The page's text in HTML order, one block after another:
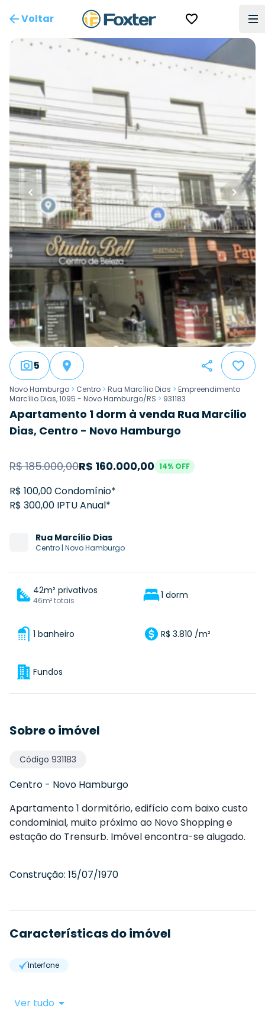
Voltar
5
Novo Hamburgo > Centro > Rua Marcílio Dias > Empreendimento
Marcílio Dias, 1095 - Novo Hamburgo/RS > 931183
Apartamento 1 dorm à venda Rua Marcílio
Dias, Centro - Novo Hamburgo
R$185.000,00R$ 160.000,00 14% OFF
R$ 100,00 Condomínio*
R$ 300,00 IPTU Anual*
Rua Marcílio Dias
Centro | Novo Hamburgo
42m² privativos
46m² totais 1 dorm
1 banheiro R$ 3.810 /m²
Fundos
Sobre o imóvel
Código 931183
Centro - Novo Hamburgo
Apartamento 1 dormitório, edifício com baixo custo
condominial, muito próximo ao Novo Shopping e
estação do Trensurb. Imóvel encontra-se alugado.
Construção: 15/07/1970
Características do imóvel
Interfone
Ver tudo